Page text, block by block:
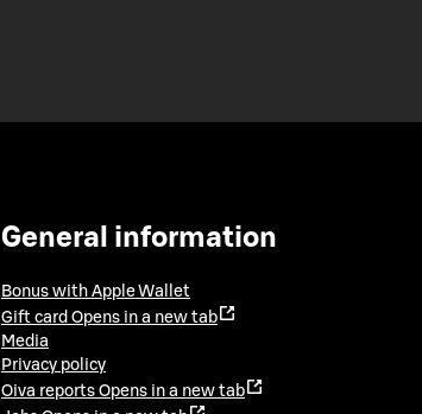
General information
Bonus with Apple Wallet
Gift card Opens in a new tab
Media
Privacy policy
Oiva reports Opens in a new tab